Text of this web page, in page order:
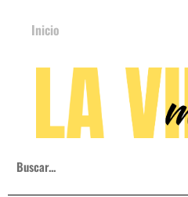
Inicio